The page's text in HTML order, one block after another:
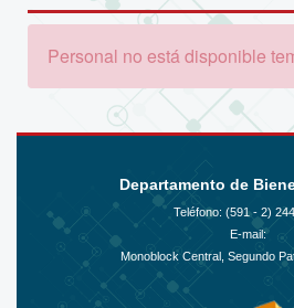
Personal no está disponible
Departamento de
Teléfono: (591 - 2)
E-mail:
Monoblock Central, Segundo